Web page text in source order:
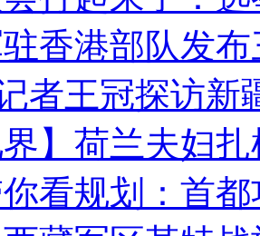
香港部队发
者王冠探访新
界】荷兰夫妇
看规划：首